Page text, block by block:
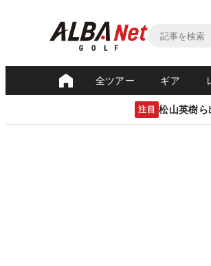
全ツアー ギア
注目 松山英樹